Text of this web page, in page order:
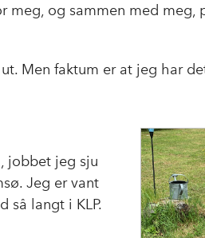
meg, og sammen med meg,
Men faktum er at jeg har
jobbet jeg sju
Jeg er vant
så langt i KLP.